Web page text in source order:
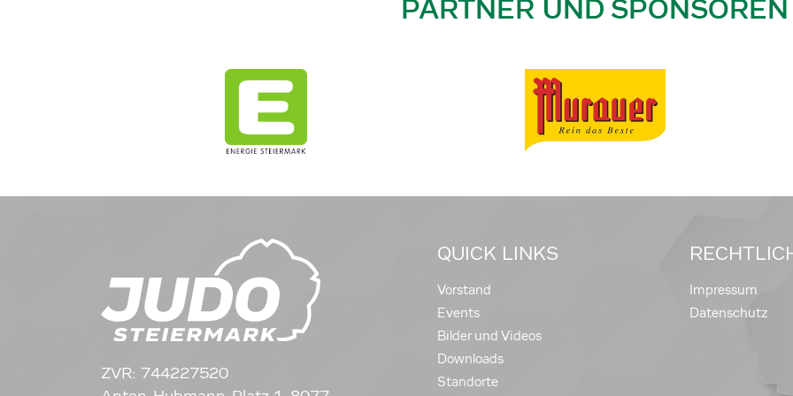
PARTNER UND SPONSOREN
ZVR: 744227520
QUICK LINKS
Vorstand
Events
Bilder und Videos
Downloads
Standorte
Impressum
Datenschutz